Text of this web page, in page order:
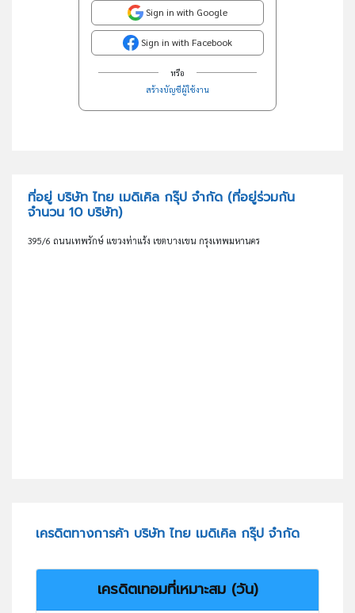
Sign in with Google
Sign in with Facebook
หรือ
สร้างบัญชีผู้ใช้งาน
ที่อยู่ บริษัท ไทย เมดิเคิล กรุ๊ป จำกัด (ที่อยู่ร่วมกัน
จำนวน 10 บริษัท)
395/6 ถนนเทพรักษ์ แขวงท่าแร้ง เขตบางเขน กรุงเทพมหานคร
เครดิตทางการค้า บริษัท ไทย เมดิเคิล กรุ๊ป จำกัด
เครดิตเทอมที่เหมาะสม (วัน)